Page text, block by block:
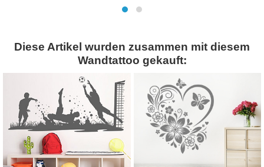
Diese Artikel wurden zusammen mit diesem
Wandtattoo gekauft: